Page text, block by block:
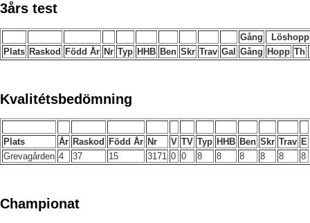
3års test
Gång
Plats Raskod Född År Nr Typ HHB Ben Skr Trav Gal Gång Hopp Th
Kvalitétsbedömning
Plats År Raskod Född År Nr V TV Typ HHB Ben Skr Trav E
Grevagården 4 37 15 3171 0 0 8 8 8 8 8 8
Championat